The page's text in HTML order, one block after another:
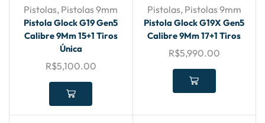
Pistolas, Pistolas 9mm
Pistola Glock G19 Gen5
Calibre 9Mm 15+1 Tiros
Única
R$5,100.00
Pistolas, Pistolas 9mm
Pistola Glock G19X Gen5
Calibre 9Mm 17+1 Tiros
R$5,990.00